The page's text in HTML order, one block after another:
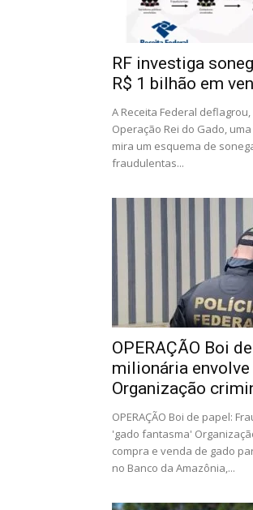
RF investiga
R$ 1 bilhão em
A Receita Federal
Operação Rei do Gado,
mira um esquema de
fraudulentas...
OPERAÇÃO Boi
milionária
Organização
OPERAÇÃO Boi de papel:
'gado fantasma'
compra e venda de gado
no Banco da Amazônia,...